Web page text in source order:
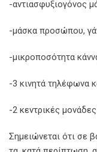
-αντιασφυξιογόνος
-μάσκα προσώπου,
-μικροποσότητα
-3 κινητά τηλέφωνα
-2 κεντρικές
Σημειώνεται ότι σε